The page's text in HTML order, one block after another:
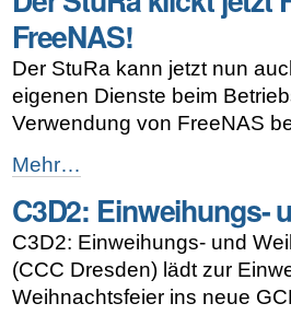
installieren!
mit
der
HTWLAN
-
FreeNAS!
Der StuRa kann jetzt nun
eigenen Dienste beim
Verwendung von FreeNAS
Der
StuRa
klickt
jetzt
FreeBSD
mit
FreeNAS!
-
Mehr…
C3D2: Einweihungs-
C3D2: Einweihungs- und
(CCC Dresden) lädt zur
Weihnachtsfeier ins neue